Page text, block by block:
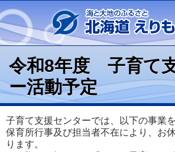
令和8年度 子育て
ー活動予定
子育て支援センターでは、以下の事業
保育所行事及び担当者不在により、お
ります。